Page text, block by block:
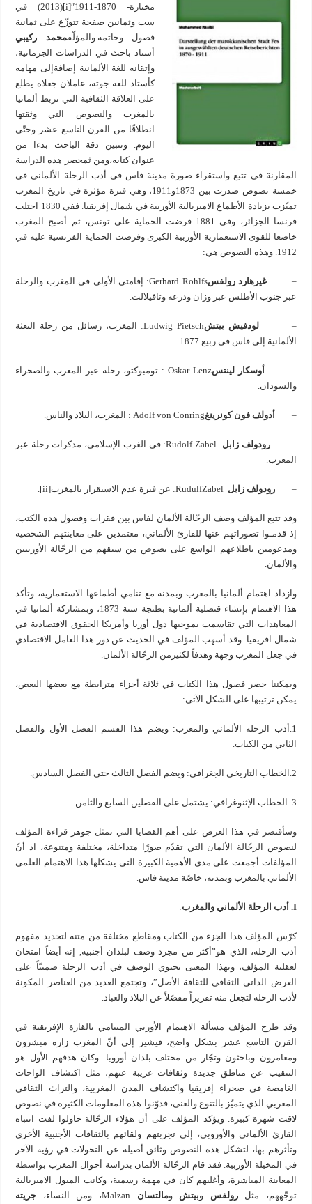
مختارة- 1870-1911″[i](2013) في
ست وثمانين صفحة تتوزّع على ثمانية
فصول وخاتمة.والمؤلّفمحمد ركيبي
أستاذ باحث في الدراسات الجرمانية،
وإتقانه للغة الألمانية إضافةإلى مهامه
كأستاذ للغة جوته، عاملان جعلاه يطلع
على العلاقة الثقافية التي تربط ألمانيا
بالمغرب والنصوص التي وثقتها
انطلاقًا من القرن التاسع عشر وحتّى
اليوم. وتتبين دقة الباحث بدءا من
عنوان كتابه،ومن ثمحصر هذه الدراسة
المقارنة في تتبع واستقراء صورة مدينة فاس في أدب الرحلة الألماني في
خمسة نصوص صدرت بين 1873و1911، وهي فترة مؤثرة في تاريخ المغرب
تميّزت بزيادة الأطماع الامبريالية الأوربية في شمال إفريقيا. ففي 1830 احتلت
فرنسا الجزائر، وفي 1881 فرضت الحماية على تونس، ثم أصبح المغرب
خاضعا للقوى الاستعمارية الأوربية الكبرى وفرضت الحماية الفرنسية عليه في
1912. وهذه النصوص هي:
– غيرهارد رولفس
Gerhard Rohlfs: إقامتي الأولى في المغرب والرحلة
عبر جنوب الأطلس عبر وزان ودرعة وتافيلالت.
– لودفيش بيتش
Ludwig Pietsch: المغرب، رسائل من رحلة البعثة
الألمانية إلى فاس في ربيع 1877.
– أوسكار لينتس
Oskar Lenz : تومبوكتو، رحلة عبر المغرب والصحراء
والسودان.
– أدولف فون كونرينغAdolf von Conring : المغرب، البلاد والناس.
–رودولف زابل
Rudolf Zabel: في الغرب الإسلامي، مذكرات رحلة عبر
المغرب.
–رودولف زابل RudulfZabel: عن فترة عدم الاستقرار بالمغرب[ii].
وقد تتبع المؤلف وصف الرحّالة الألمان لفاس بين فقرات وفصول هذه الكتب،
إذ قدمـوا تصوراتهم عنها للقارئ الألماني، معتمدين على معاينتهم الشخصية
ومدعومين باطلاعهم الواسع على نصوص من سبقهم من الرحّالة الأوربيين
والألمان.
وازداد اهتمام ألمانيا بالمغرب وبمدنه مع تنامي أطماعها الاستعمارية، وتأكد
هذا الاهتمام بإنشاء قنصلية ألمانية بطنجة سنة 1873، وبمشاركة ألمانيا في
المعاهدات التي تقاسمت بموجبها دول أوربا وأمريكا الحقوق الاقتصادية في
شمال افريقيا. وقد أسهب المؤلف في الحديث عن دور هذا العامل الاقتصادي
في جعل المغرب وجهة وهدفاً لكثيرمن الرحّالة الألمان.
ويمكننا حصر فصول هذا الكتاب في ثلاثة أجزاء مترابطة مع بعضها البعض،
يمكن ترتيبها على الشكل الآتي:
1.أدب الرحلة الألماني والمغرب: ويضم هذا القسم الفصل الأول والفصل
الثاني من الكتاب.
2.الخطاب التاريخي الجغرافي: ويضم الفصل الثالث حتى الفصل السادس.
3. الخطاب الإثنوغرافي: يشتمل على الفصلين السابع والثامن.
وسأقتصر في هذا العرض على أهم القضايا التي تمثل جوهر قراءة المؤلف
لنصوص الرحّالة الألمان التي تقدّم صورًا متداخلة، مختلفة ومتنوعة، اذ أنّ
المؤلفات أجمعت على مدى الأهمية الكبيرة التي يشكلها هذا الاهتمام العلمي
الألماني بالمغرب وبمدنه، خاصّة مدينة فاس.
I
. أدب الرحلة الألماني والمغرب:
كرّس المؤلف هذا الجزء من الكتاب ومقاطع مختلفة من متنه لتحديد مفهوم
أدب الرحلة، الذي هو”أكثر من مجرد وصف لبلدان أجنبية, إنه أيضاً امتحان
لعقلية المؤلف، وبهذا المعنى يحتوي الوصف في أدب الرحلة ضمنيّاً على
العرض الذاتي الثقافي للثقافة الأصل”، وتجتمع العديد من العناصر المكونة
لأدب الرحلة لتجعل منه تقريراً مفصّلاً عن البلاد والعباد.
وقد طرح المؤلف مسألة الاهتمام الأوربي المتنامي بالقارة الإفريقية في
القرن التاسع عشر بشكل واضح، فيشير إلى أنّ المغرب زاره مبشرون
ومغامرون وباحثون وتجّار من مختلف بلدان أوروبا. وكان هدفهم الأول هو
التنقيب عن مناطق جديدة وثقافات غريبة عنهم، مثل اكتشاف الواحات
الغامضة في صحراء إفريقيا واكتشاف المدن المغربية، والتراث الثقافي
المغربي الذي يتميّز بالتنوع والغنى، فدوّنوا هذه المعلومات الكثيرة في نصوص
لاقت شهرة كبيرة. ويؤكد المؤلف على أن هؤلاء الرحّالة حاولوا لفت انتباه
القارئ الألماني والأوروبي، إلى تجربتهم ولقائهم بالثقافات الأجنبية الأخرى
وتأثرهم بها، لتشكل هذه النصوص وثائق أصيلة عن التحولات في رؤية الآخر
في المخيلة الأوربية. فقد قام الرحّالة الألمان بدراسة أحوال المغرب بواسطة
المعاينة المباشرة، وأغلبهم كان في مهمة رسمية، وكانت الميول الامبريالية
توجّههم، مثلرولفس وبيتشومالتسان Malzan، ومن النساء، جريته